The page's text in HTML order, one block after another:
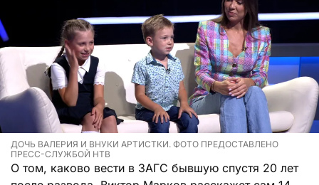
ДОЧЬ ВАЛЕРИЯ И ВНУКИ АРТИСТКИ. ФОТО ПРЕДОСТАВЛЕНО
ПРЕСС-СЛУЖБОЙ НТВ
О том, каково вести в ЗАГС бывшую спустя 20 лет